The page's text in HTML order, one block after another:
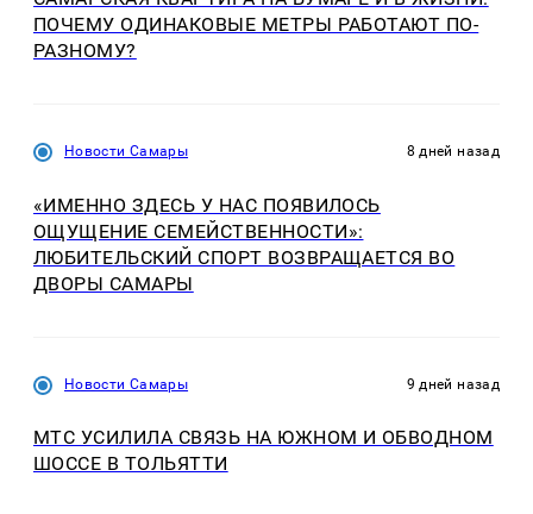
ПОЧЕМУ ОДИНАКОВЫЕ МЕТРЫ РАБОТАЮТ ПО-
РАЗНОМУ?
Новости Самары 8 дней назад
«ИМЕННО ЗДЕСЬ У НАС ПОЯВИЛОСЬ
ОЩУЩЕНИЕ СЕМЕЙСТВЕННОСТИ»:
ЛЮБИТЕЛЬСКИЙ СПОРТ ВОЗВРАЩАЕТСЯ ВО
ДВОРЫ САМАРЫ
Новости Самары 9 дней назад
МТС УСИЛИЛА СВЯЗЬ НА ЮЖНОМ И ОБВОДНОМ
ШОССЕ В ТОЛЬЯТТИ